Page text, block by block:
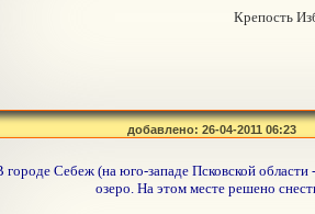
Крепость
добавлено: 26-04-2011 06:23
городе Себеж (на юго-западе Псковской
озеро. На этом месте решено